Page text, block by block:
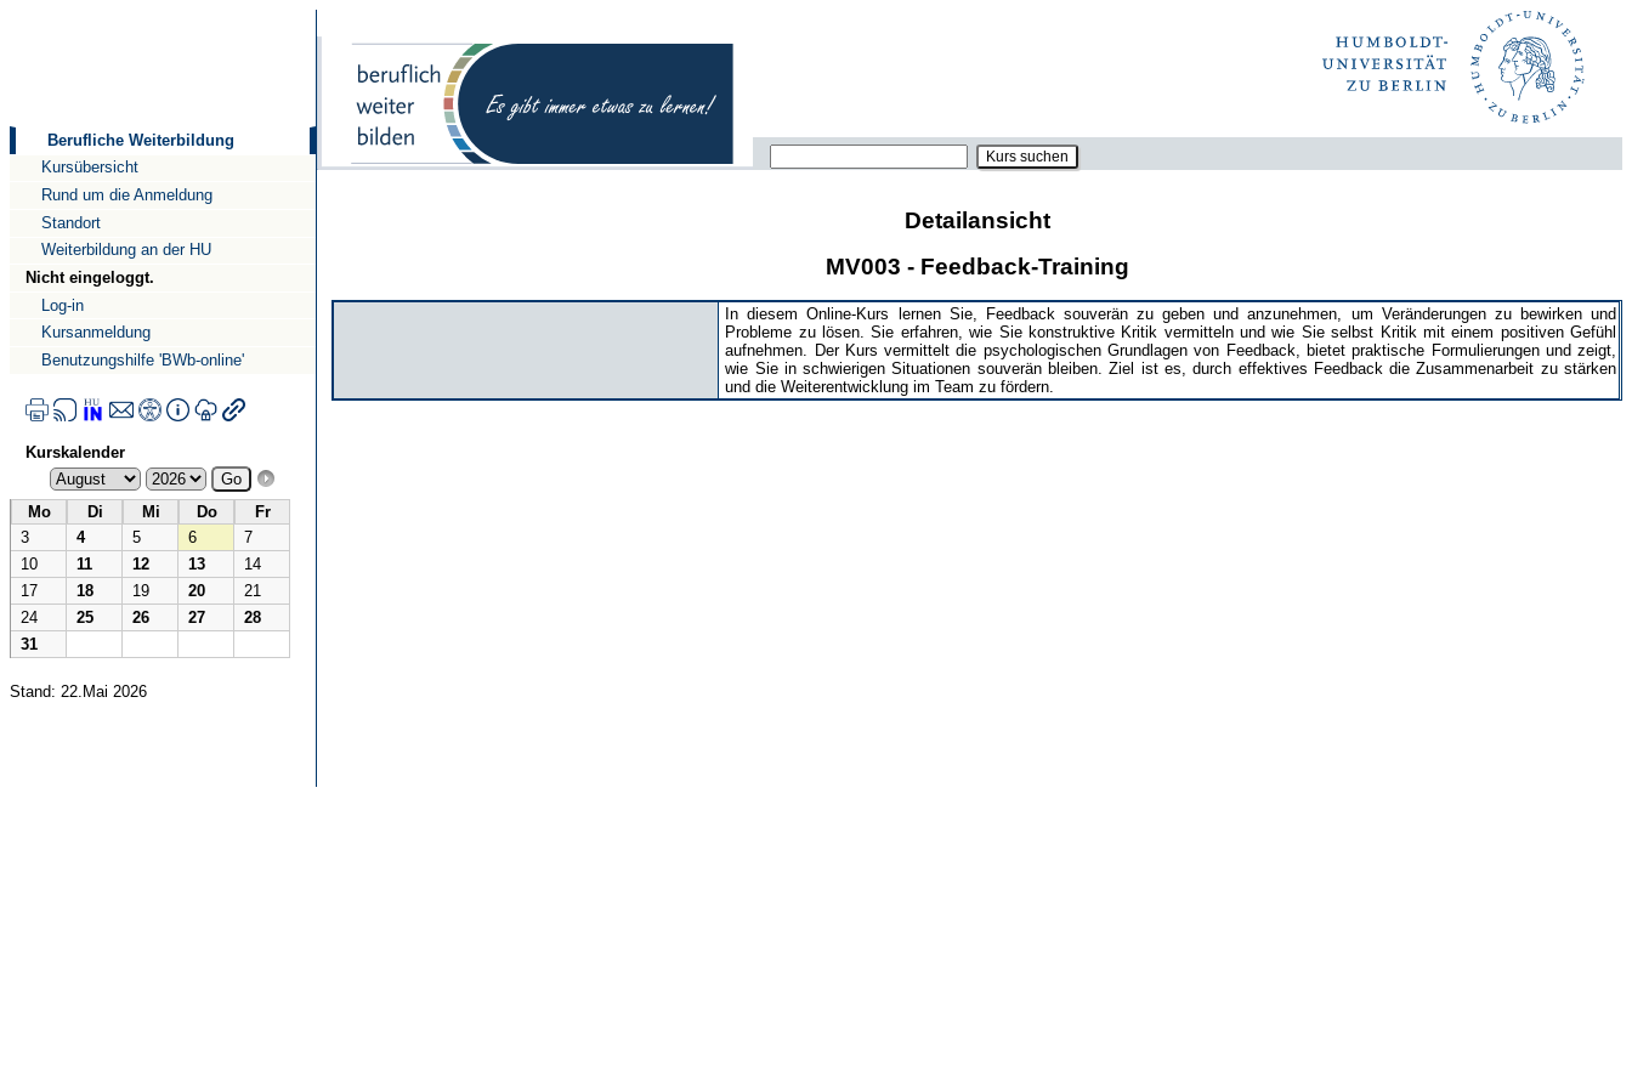
Berufliche Weiterbildung
Kursübersicht
Rund um die Anmeldung
Standort
Weiterbildung an der HU
Nicht eingeloggt.
Log-in
Kursanmeldung
Benutzungshilfe 'BWb-online'
Kurskalender
Mo Di Mi Do
Fr
3
4 5 6
7
10
11 12 13
14
17
18 19 20
21
24
25 26 27
28
31
Stand: 22.Mai 2026
Detailansicht
MV003 - Feedback-Training
In diesem Online-Kurs lernen Sie, Feedback souverän zu geben und anzunehmen, um Veränderungen zu bewirken und
Probleme zu lösen. Sie erfahren, wie Sie konstruktive Kritik vermitteln und wie Sie selbst Kritik mit einem positiven Gefühl
aufnehmen. Der Kurs vermittelt die psychologischen Grundlagen von Feedback, bietet praktische Formulierungen und zeigt,
wie Sie in schwierigen Situationen souverän bleiben. Ziel ist es, durch effektives Feedback die Zusammenarbeit zu stärken
und die Weiterentwicklung im Team zu fördern.